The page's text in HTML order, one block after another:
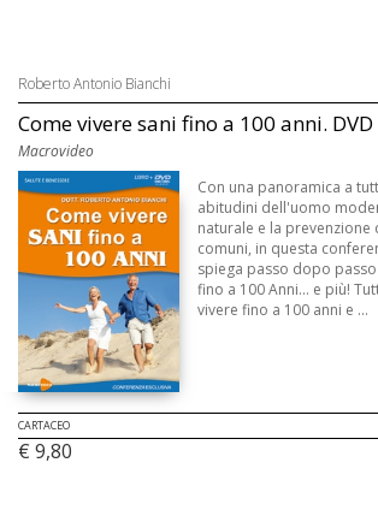
Roberto Antonio Bianchi
Come vivere sani fino a 100 anni. DVD
Macrovideo
Con una panoramica a
abitudini dell'uomo
naturale e la prevenzione
comuni, in questa
spiega passo dopo passo
fino a 100 Anni... e più!
vivere fino a 100 anni e ...
CARTACEO
€ 9,80